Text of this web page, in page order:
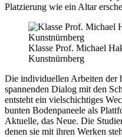
Platzierung wie ein Altar
Klasse Prof. Michael
Kunstnürnberg
Die individuellen Arbeiten der
spannenden Dialog mit den
entsteht ein vielschichtiges
bunten Bodenpaneele als
Aktuelle, das Neue. Die
denen sie mit ihren Werken